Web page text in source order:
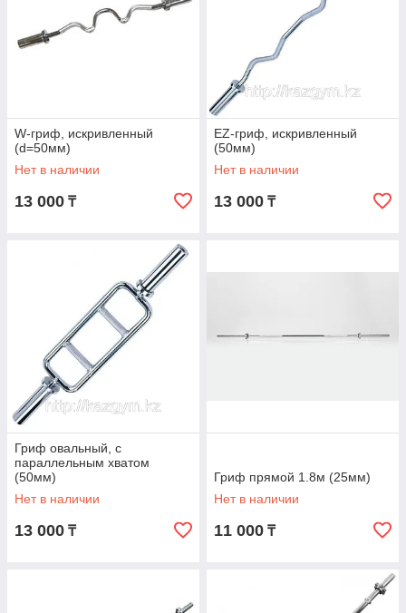
W-гриф, искривленный
(d=50мм)
Нет в наличии
13 000 ₸
EZ-гриф, искривленный
(50мм)
Нет в наличии
13 000 ₸
Гриф овальный, с
параллельным хватом
(50мм)
Нет в наличии
13 000 ₸
Гриф прямой 1.8м (25мм)
Нет в наличии
11 000 ₸